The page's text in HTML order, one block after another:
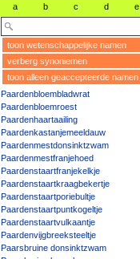
a b c d e
toon wetenschappelijke namen
verberg synoniemen
toon alleen geaccepteerde namen
Paardenbloembladwrat
Paardenbloemroest
Paardenhaartaailing
Paardenkastanjemeeldauw
Paardenmestdonsinktzwam
Paardenmestfranjehoed
Paardenstaartfranjekelkje
Paardenstaartkraagbekertje
Paardenstaartporiebultje
Paardenstaartpuntkogeltje
Paardenstaartvulkaantje
Paardenvijgbreeksteeltje
Paarsbruine donsinktzwam